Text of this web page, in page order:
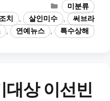
카
테
고
리
미분류
치 살인미수
써브라
연예뉴스 특수상해
대상 이선빈